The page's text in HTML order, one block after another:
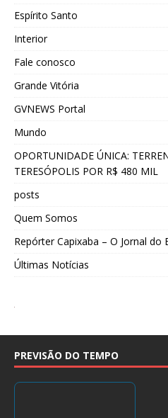
Espírito Santo
Interior
Fale conosco
Grande Vitória
GVNEWS Portal
Mundo
OPORTUNIDADE ÚNICA:
TERESÓPOLIS POR R$ 480 MIL
posts
Quem Somos
Repórter Capixaba – O Jornal do
Últimas Notícias
PREVISÃO DO TEMPO